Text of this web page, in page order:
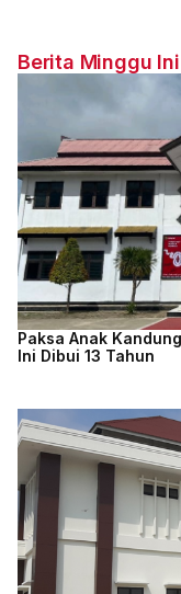
Berita Minggu Ini
Paksa Anak
Ini Dibui 13 Tahun